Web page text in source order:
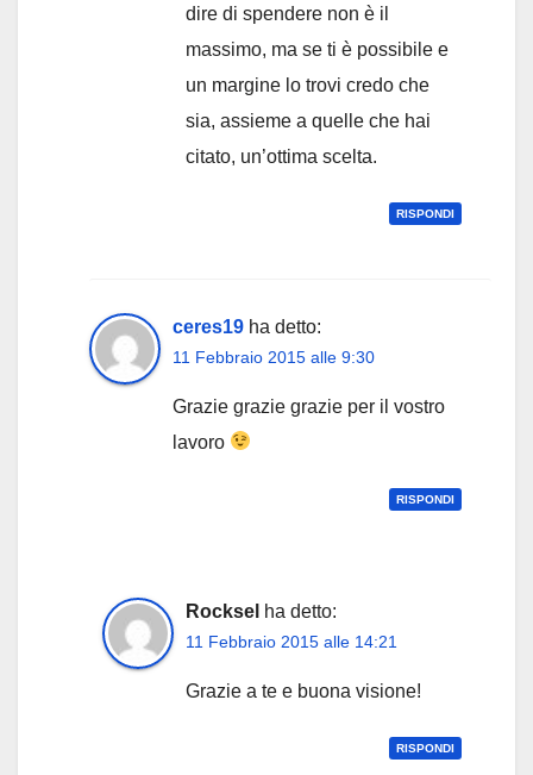
dire di spendere non è il
massimo, ma se ti è possibile e
un margine lo trovi credo che
sia, assieme a quelle che hai
citato, un’ottima scelta.
RISPONDI
ceres19 ha detto:
11 Febbraio 2015 alle 9:30
Grazie grazie grazie per il vostro
lavoro
RISPONDI
Rocksel ha detto:
11 Febbraio 2015 alle 14:21
Grazie a te e buona visione!
RISPONDI